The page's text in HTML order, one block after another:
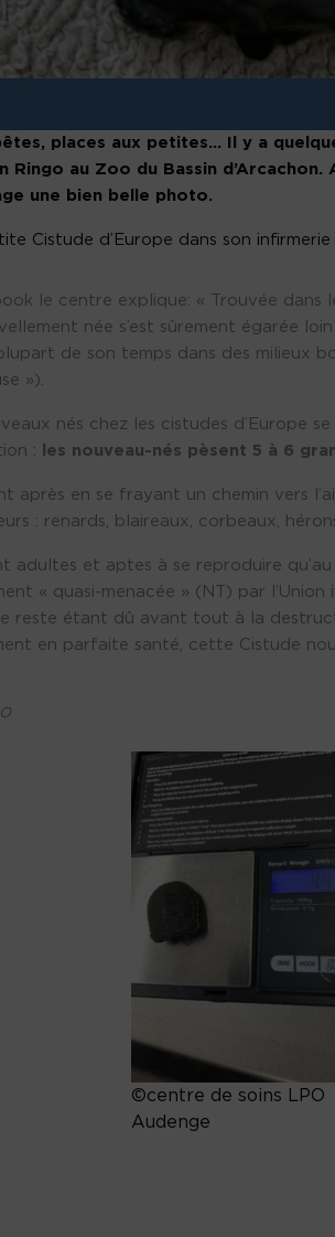
places aux petites… Il y a
Ringo au Zoo du Bassin d’Arcachon.
une bien belle photo.
Cistude d’Europe dans son
le centre explique: « Trouvée dans
née s’est sûrement égarée
de son temps dans des milieux
»).
nés chez les cistudes d’Europe
:
les nouveau-nés pèsent 5 à 6
après en se frayant un chemin vers
: renards, blaireaux, corbeaux,
adultes et aptes à se reproduire
« quasi-menacée » (NT) par
reste étant dû avant tout à la
en parfaite santé, cette Cistude
©centre de soins LPO
Audenge